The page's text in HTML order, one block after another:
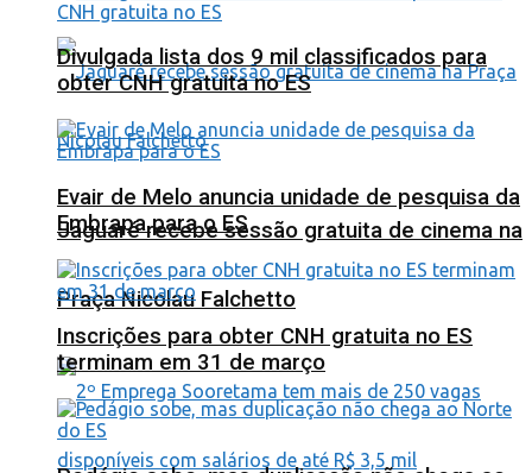
Jaguaré recebe sessão gratuita de cinema na
Praça Nicolau Falchetto
Divulgada lista dos 9 mil classificados para
obter CNH gratuita no ES
Evair de Melo anuncia unidade de pesquisa da
Embrapa para o ES
Inscrições para obter CNH gratuita no ES
terminam em 31 de março